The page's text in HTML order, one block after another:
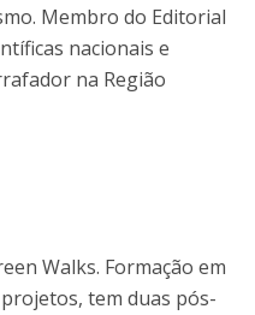
Membro do Editorial
nacionais e
na Região
Walks. Formação em
tem duas pós-